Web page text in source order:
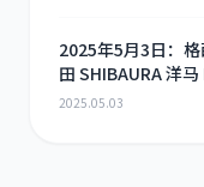
2025年5月3日：
田 SHIBAURA 洋
RHF3 涡轮增压器
2025.05.03